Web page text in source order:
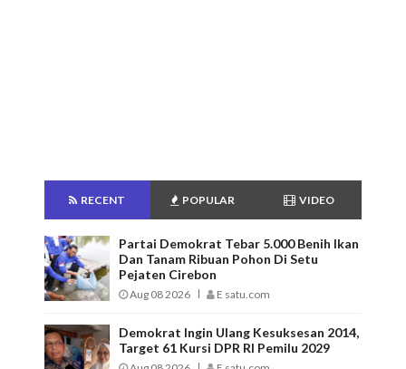
RECENT POPULAR VIDEO
Partai Demokrat Tebar 5.000 Benih Ikan
Dan Tanam Ribuan Pohon Di Setu
Pejaten Cirebon
Aug 08 2026 E satu.com
Demokrat Ingin Ulang Kesuksesan 2014,
Target 61 Kursi DPR RI Pemilu 2029